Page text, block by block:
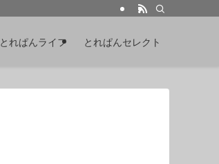
とれぱんライフ とれぱんセレクト